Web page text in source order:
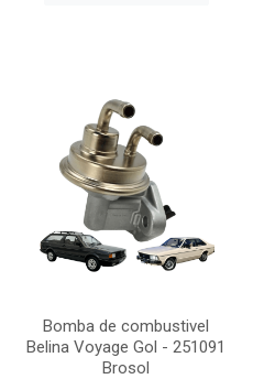
Bomba de combustivel
Belina Voyage Gol - 251091
Brosol